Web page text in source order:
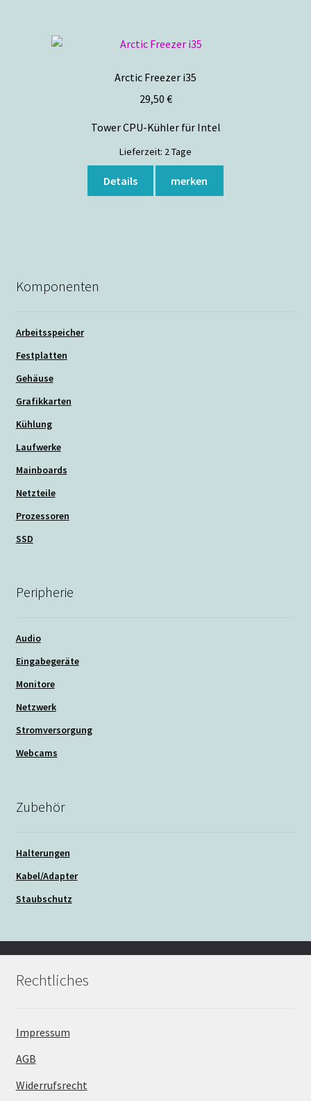
Arctic Freezer i35
29,50 €
Tower CPU-Kühler für Intel
Lieferzeit: 2 Tage
Details merken
Komponenten
Arbeitsspeicher
Festplatten
Gehäuse
Grafikkarten
Kühlung
Laufwerke
Mainboards
Netzteile
Prozessoren
SSD
Peripherie
Audio
Eingabegeräte
Monitore
Netzwerk
Stromversorgung
Webcams
Zubehör
Halterungen
Kabel/Adapter
Staubschutz
Rechtliches
Impressum
AGB
Widerrufsrecht